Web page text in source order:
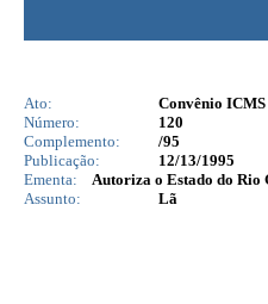
Ato:
Convênio ICMS
Número:
120
Complemento:
/95
Publicação:
12/13/1995
Ementa:
Autoriza o Estado do Rio
Assunto:
Lã